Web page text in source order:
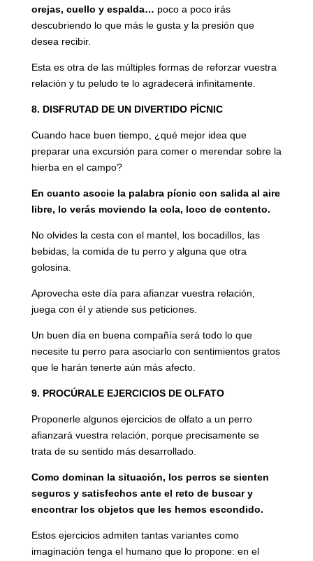
orejas, cuello y espalda… poco a poco irás
descubriendo lo que más le gusta y la presión que
desea recibir.
Esta es otra de las múltiples formas de reforzar vuestra
relación y tu peludo te lo agradecerá infinitamente.
8. DISFRUTAD DE UN DIVERTIDO PÍCNIC
Cuando hace buen tiempo, ¿qué mejor idea que
preparar una excursión para comer o merendar sobre la
hierba en el campo?
En cuanto asocie la palabra pícnic con salida al aire
libre, lo verás moviendo la cola, loco de contento.
No olvides la cesta con el mantel, los bocadillos, las
bebidas, la comida de tu perro y alguna que otra
golosina.
Aprovecha este día para afianzar vuestra relación,
juega con él y atiende sus peticiones.
Un buen día en buena compañía será todo lo que
necesite tu perro para asociarlo con sentimientos gratos
que le harán tenerte aún más afecto.
9. PROCÚRALE EJERCICIOS DE OLFATO
Proponerle algunos ejercicios de olfato a un perro
afianzará vuestra relación, porque precisamente se
trata de su sentido más desarrollado.
Como dominan la situación, los perros se sienten
seguros y satisfechos ante el reto de buscar y
encontrar los objetos que les hemos escondido.
Estos ejercicios admiten tantas variantes como
imaginación tenga el humano que lo propone: en el